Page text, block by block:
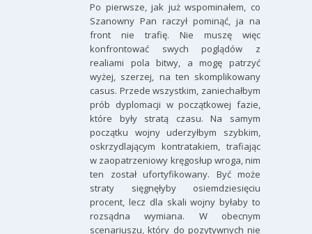
Po pierwsze, jak już wspominałem, co
Szanowny Pan raczył pominąć, ja na
front nie trafię. Nie muszę więc
konfrontować swych poglądów z
realiami pola bitwy, a mogę patrzyć
wyżej, szerzej, na ten skomplikowany
casus. Przede wszystkim, zaniechałbym
prób dyplomacji w początkowej fazie,
które były stratą czasu. Na samym
początku wojny uderzyłbym szybkim,
oskrzydlającym kontratakiem, trafiając
w zaopatrzeniowy kręgosłup wroga, nim
ten został ufortyfikowany. Być może
straty sięgnęłyby osiemdziesięciu
procent, lecz dla skali wojny byłaby to
rozsądna wymiana. W obecnym
scenariuszu, który do pozytywnych nie